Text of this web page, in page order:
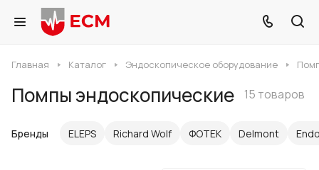
Главная Каталог Эндоскопическое оборудование
Помпы эндоскопические 15 товаров
Бренды ELEPS Richard Wolf ФОТЕК Delmont